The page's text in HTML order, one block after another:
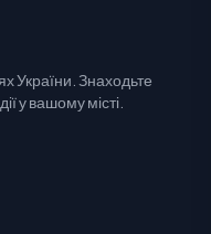
України. Знаходьте
у вашому місті.